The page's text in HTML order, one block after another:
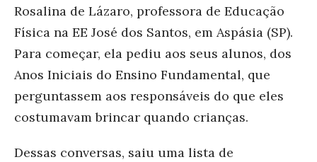
Rosalina de Lázaro, professora de Educação
Física na EE José dos Santos, em Aspásia (SP).
Para começar, ela pediu aos seus alunos, dos
Anos Iniciais do Ensino Fundamental, que
perguntassem aos responsáveis do que eles
costumavam brincar quando crianças.
Dessas conversas, saiu uma lista de